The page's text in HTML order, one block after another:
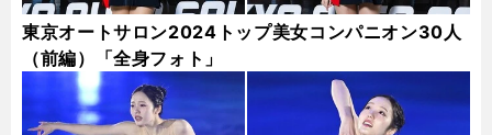
東京オートサロン2024トップ美女コンパニオン30人
（前編）「全身フォト」